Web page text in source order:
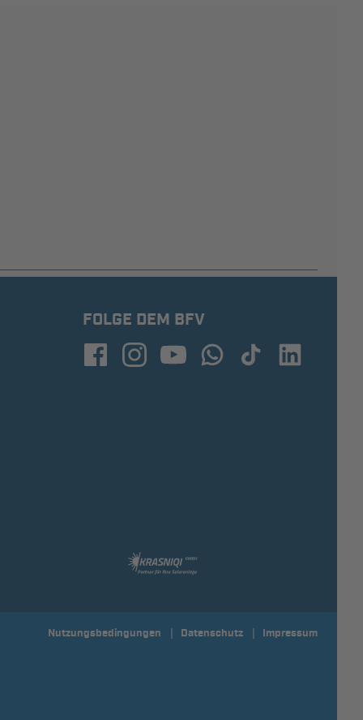
FOLGE DEM BFV
Nutzungsbedingungen Datenschutz Impressum